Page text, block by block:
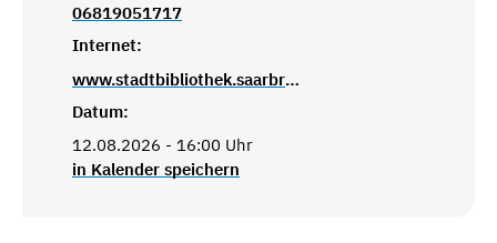
06819051717
Internet:
www.stadtbibliothek.saarbruecken.de
Datum:
12.08.2026 - 16:00 Uhr
in Kalender speichern